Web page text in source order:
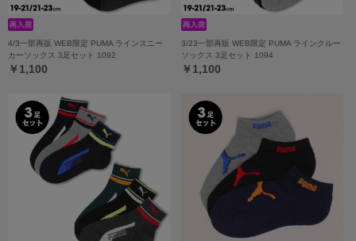
4/3一部再販 WEB限定 PUMA ラインスニー
カーソックス 3足セット 1092
￥1,100
3/23一部再販 WEB限定 PUMA ラインクルー
ソックス 3足セット 1094
￥1,100